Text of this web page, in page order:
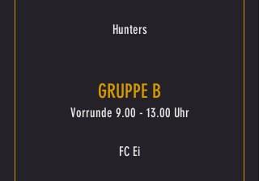
Hunters
GRUPPE B
Vorrunde 9.00 - 13.00 Uhr
FC Ei